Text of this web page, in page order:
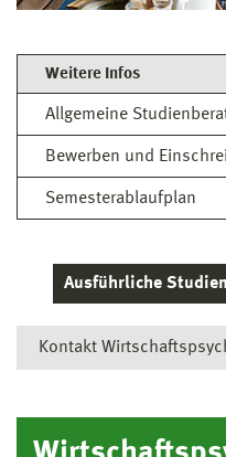
Weitere Infos
Allgemeine
Bewerben und
Semesterablaufplan
Ausführliche
Kontakt
Studienberatung